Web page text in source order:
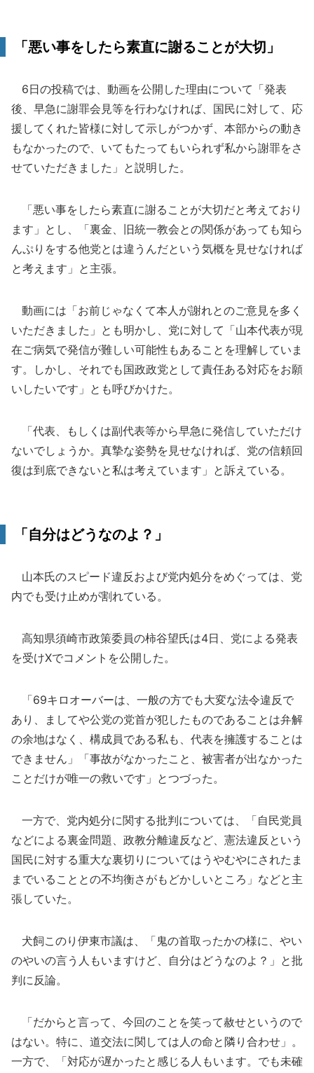
「悪い事をしたら素直に謝ることが大切」
6日の投稿では、動画を公開した理由について「発表
後、早急に謝罪会見等を行わなければ、国民に対して、応
援してくれた皆様に対して示しがつかず、本部からの動き
もなかったので、いてもたってもいられず私から謝罪をさ
せていただきました」と説明した。
「悪い事をしたら素直に謝ることが大切だと考えており
ます」とし、「裏金、旧統一教会との関係があっても知ら
んぷりをする他党とは違うんだという気概を見せなければ
と考えます」と主張。
動画には「お前じゃなくて本人が謝れとのご意見を多く
いただきました」とも明かし、党に対して「山本代表が現
在ご病気で発信が難しい可能性もあることを理解していま
す。しかし、それでも国政政党として責任ある対応をお願
いしたいです」とも呼びかけた。
「代表、もしくは副代表等から早急に発信していただけ
ないでしょうか。真摯な姿勢を見せなければ、党の信頼回
復は到底できないと私は考えています」と訴えている。
「自分はどうなのよ？」
山本氏のスピード違反および党内処分をめぐっては、党
内でも受け止めが割れている。
高知県須崎市政策委員の柿谷望氏は4日、党による発表
を受けXでコメントを公開した。
「69キロオーバーは、一般の方でも大変な法令違反で
あり、ましてや公党の党首が犯したものであることは弁解
の余地はなく、構成員である私も、代表を擁護することは
できません」「事故がなかったこと、被害者が出なかった
ことだけが唯一の救いです」とつづった。
一方で、党内処分に関する批判については、「自民党員
などによる裏金問題、政教分離違反など、憲法違反という
国民に対する重大な裏切りについてはうやむやにされたま
までいることとの不均衡さがもどかしいところ」などと主
張していた。
犬飼このり伊東市議は、「鬼の首取ったかの様に、やい
のやいの言う人もいますけど、自分はどうなのよ？」と批
判に反論。
「だからと言って、今回のことを笑って赦せというので
はない。特に、道交法に関しては人の命と隣り合わせ」。
一方で、「対応が遅かったと感じる人もいます。でも未確